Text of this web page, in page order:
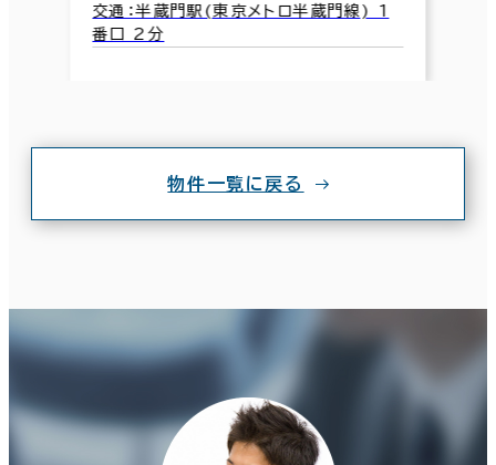
交通：半蔵門駅(東京メトロ半蔵門線) 1
番口 2分
物件一覧に戻る